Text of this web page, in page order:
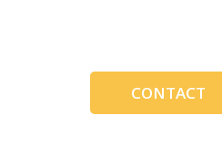
CONTACT